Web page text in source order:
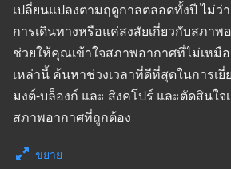
เปลี่ยนแปลงตามฤดูกาลตลอดทั้งปี ไม่ว่
การเดินทางหรือแค่สงสัยเกี่ยวกับสภาพ
ช่วยให้คุณเข้าใจสภาพอากาศที่ไม่เหมื
เหล่านี้ ค้นหาช่วงเวลาที่ดีที่สุดในการเ
มงต์-บล็องก์ และ สิงคโปร์ และตัดสินใ
สภาพอากาศที่ถูกต้อง
ขยาย